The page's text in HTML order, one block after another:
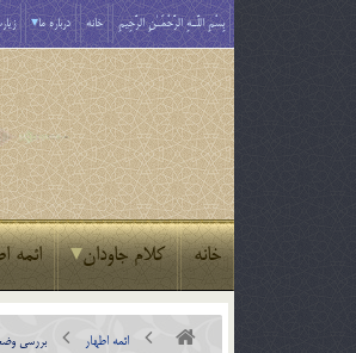
بِسْمِ اللَّـهِ الرَّحْمَـٰنِ الرَّحِيمِ خانه درباره ما
خانه کلام جاودان ائمه
ائمه اطهار بررسی